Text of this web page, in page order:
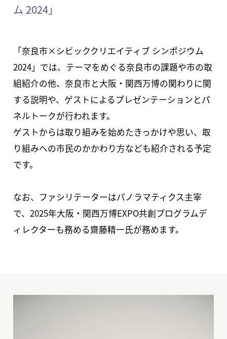
ム 2024」
「奈良市×シビッククリエイティブ シンポジウム
2024」では、テーマをめぐる奈良市の課題や市の取
組紹介の他、奈良市と⼤阪・関⻄万博の関わりに関
する説明や、ゲストによるプレゼンテーションとパ
ネルトークが行われます。
ゲストからは取り組みを始めたきっかけや思い、取
り組みへの市民のかかわり方なども紹介される予定
です。
なお、ファシリテーターはパノラマティクス主宰
で、2025年大阪・関西万博EXPO共創プログラムデ
ィレクターも務める齋藤精一氏が務めます。